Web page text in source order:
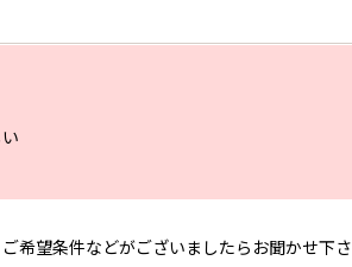
希望条件などがございましたらお聞かせ下さ